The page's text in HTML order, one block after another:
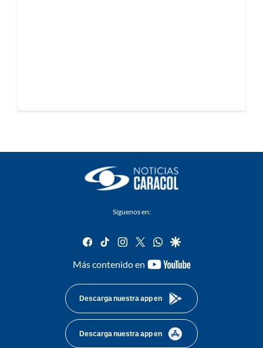
Síguenos en:
facebook
tiktok instagram
twitterwhatsapp
google
Más contenido en
youtube-
Descarga nuestra app en
Descarga nuestra app en